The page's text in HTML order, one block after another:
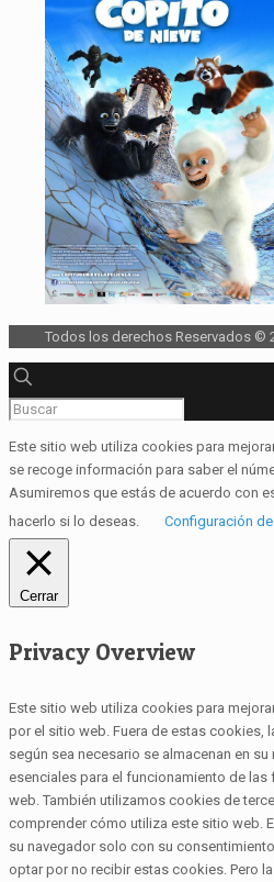
Todos los derechos Reservados ©
Este sitio web utiliza cookies para
se recoge información para saber el
Asumiremos que estás de acuerdo con
hacerlo si lo deseas.
Configuración
Cerrar
Privacy Overview
Este sitio web utiliza cookies para
por el sitio web. Fuera de estas cookies,
según sea necesario se almacenan en su
esenciales para el funcionamiento de
web. También utilizamos cookies de
comprender cómo utiliza este sitio web.
su navegador solo con su
optar por no recibir estas cookies. Pero